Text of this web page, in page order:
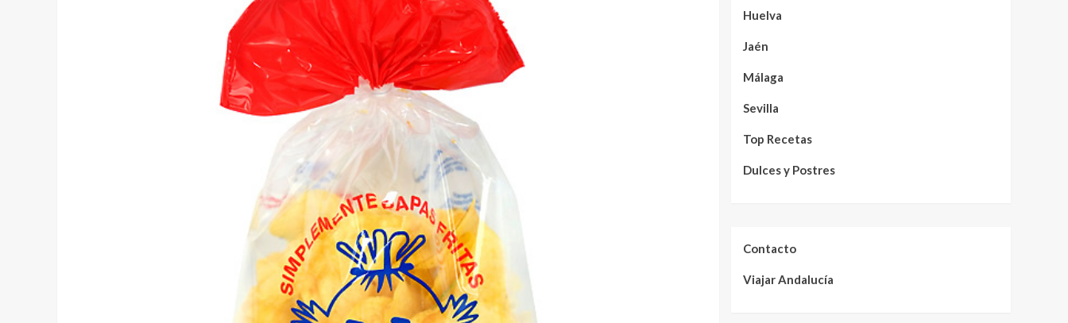
Huelva
Jaén
Málaga
Sevilla
Top Recetas
Dulces y Postres
Contacto
Viajar Andalucía